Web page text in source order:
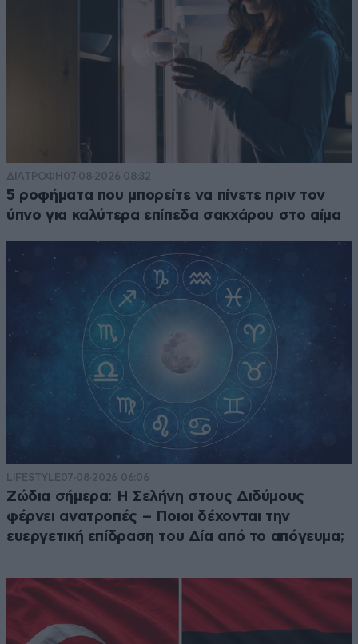
ΔΙΑΤΡΟΦΗ 07·08·2026 08:32
5 ροφήματα που μπορείτε να πίνετε πριν τον
ύπνο για καλύτερα επίπεδα σακχάρου στο αίμα
LIFESTYLE07·08·2026 06:06
Ζώδια σήμερα: Η Σελήνη στους Διδύμους
φέρνει ανατροπές – Ποιοι δέχονται την
ευεργετική επίδραση του Δία από το απόγευμα;